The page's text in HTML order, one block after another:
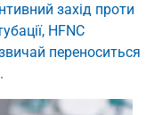
захід проти
HFNC
переноситься